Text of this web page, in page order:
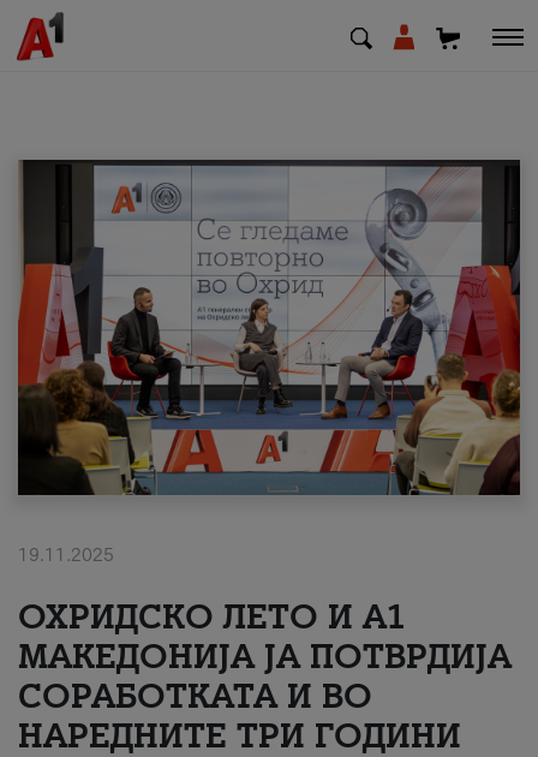
МК SQ
Приватни Деловни
Поддршка
Надополни кредит
#ПодобарОнлајн
19.11.2025
ОХРИДСКО ЛЕТО И A1
МАКЕДОНИЈА ЈА ПОТВРДИЈА
СОРАБОТКАТА И ВО
НАРЕДНИТЕ ТРИ ГОДИНИ